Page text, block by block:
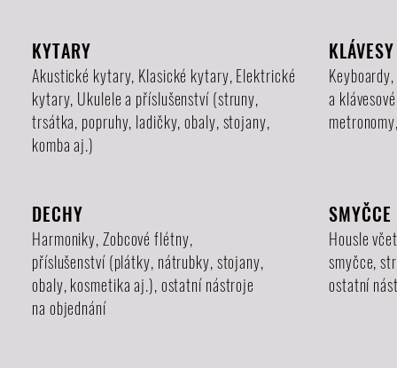
KYTARY
Akustické kytary, Klasické kytary, Elektrické
kytary, Ukulelea příslušenství (struny,
trsátka, popruhy, ladičky, obaly, stojany,
komba aj.)
KLÁVESY
a
DECHY
Harmoniky, Zobcovéflétny,
příslušenství (plátky, nátrubky, stojany,
obaly, kosmetika aj.), ostatní nástroje
na objednání
SMYČCE
Housle
smyčce,
ostatní